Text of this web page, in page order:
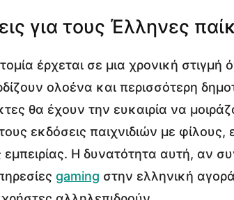
για τους Έλληνες
έρχεται σε μια χρονική
ολοένα και περισσότερη
θα έχουν την ευκαιρία να
εκδόσεις παιχνιδιών με φίλους,
Η δυνατότητα αυτή, αν
gaming στην ελληνική